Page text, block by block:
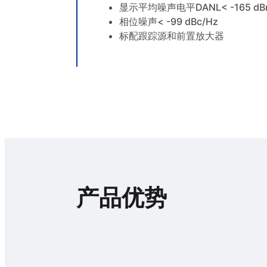
显示平均噪声电平DANL< -165
相位噪声< -99 dBc/Hz
标配跟踪源和前置放大器
产品优势